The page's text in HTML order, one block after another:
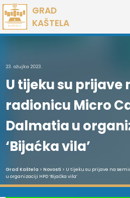
Preskoči
na
sadržaj
GRAD
KAŠTELA
23. ožujka 2023.
U tijeku su prijave
radionicu Micro
Dalmatia u
‘Bijaćka vila’
Grad Kaštela > Novosti > U tijeku su prijave na
u organizaciji HPD ‘Bijaćka vila’